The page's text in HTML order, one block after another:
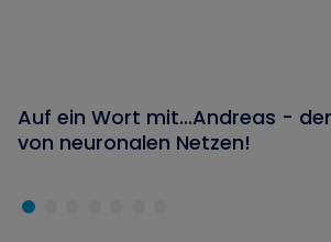
An dieser Stelle findest Du externen
Passe Deine Privatsphäre-Einstellungen
sehen zu können.
Auf ein Wort mit...Andreas -
von neuronalen Netzen!